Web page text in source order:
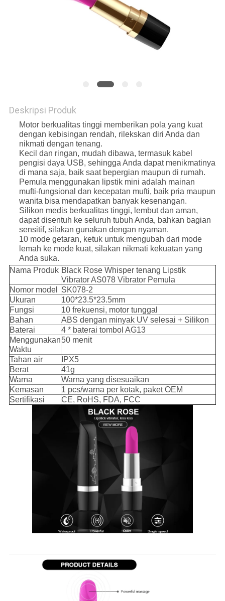
Deskripsi Produk
Motor berkualitas tinggi memberikan pola yang kuat
dengan kebisingan rendah, rilekskan diri Anda dan
nikmati dengan tenang.
Kecil dan ringan, mudah dibawa, termasuk kabel
pengisi daya USB, sehingga Anda dapat menikmatinya
di mana saja, baik saat bepergian maupun di rumah.
Pemula menggunakan lipstik mini adalah mainan
mufti-fungsional dan kecepatan mufti, baik pria maupun
wanita bisa mendapatkan banyak kesenangan.
Silikon medis berkualitas tinggi, lembut dan aman,
dapat disentuh ke seluruh tubuh Anda, bahkan bagian
sensitif, silakan gunakan dengan nyaman.
10 mode getaran, ketuk untuk mengubah dari mode
lemah ke mode kuat, silakan nikmati kekuatan yang
Anda suka.
Nama Produk Black Rose Whisper tenang Lipstik
Vibrator AS078 Vibrator Pemula
Nomor model
SK078-2
Ukuran
100*23.5*23.5mm
Fungsi
10 frekuensi, motor tunggal
Bahan
ABS dengan minyak UV selesai + Silikon
Baterai
4 * baterai tombol AG13
Menggunakan
Waktu
50 menit
Tahan air
IPX5
Berat
41g
Warna
Warna yang disesuaikan
Kemasan
1 pcs/warna per kotak, paket OEM
Sertifikasi
CE, RoHS, FDA, FCC